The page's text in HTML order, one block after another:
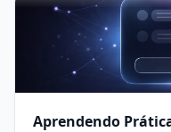
Aprendendo